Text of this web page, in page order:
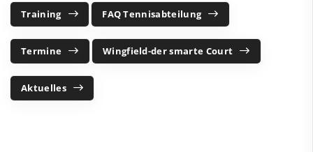
Training FAQ Tennisabteilung
Termine Wingfield-der smarte Court
Aktuelles